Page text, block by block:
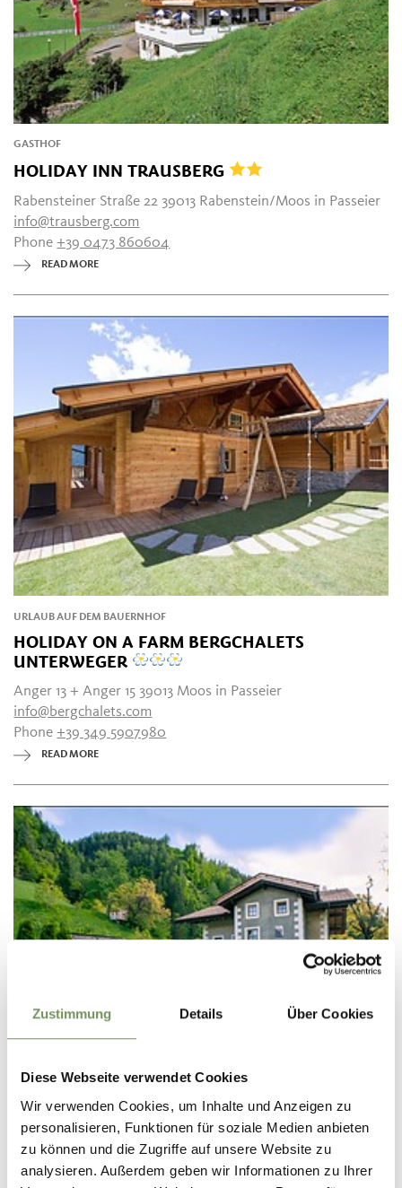
Zustimmung Details Über Cookies
Diese Webseite verwendet Cookies
Wir verwenden Cookies, um Inhalte und Anzeigen zu
personalisieren, Funktionen für soziale Medien anbieten
zu können und die Zugriffe auf unsere Website zu
analysieren. Außerdem geben wir Informationen zu Ihrer
GASTHOF
HOLIDAY INN TRAUSBERG
Rabensteiner Straße 22 39013 Rabenstein/Moos in Passeier
info@trausberg.com
Phone+39 0473 860604
READ MORE
URLAUB AUF DEM BAUERNHOF
HOLIDAY ON A FARM BERGCHALETS
UNTERWEGER
Anger 13 + Anger 15 39013 Moos in Passeier
info@bergchalets.com
Phone+39 349 5907980
READ MORE
URLAUB AUF DEM BAUERNHOF
HOLIDAY ON A FARM SCHILDHOF EBION
Mörre 43 39015 St. Leonhard in Passeier